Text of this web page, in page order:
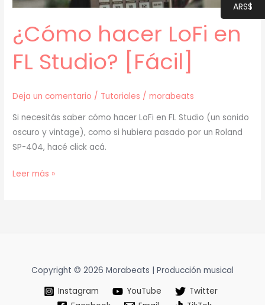
¿Cómo hacer LoFi en
FL Studio? [Fácil]
Deja un comentario / Tutoriales /morabeats
Si necesitás saber cómo hacer LoFi en FL Studio (un sonido
oscuro y vintage), como si hubiera pasado por un Roland
SP-404, hacé click acá.
¿Cómo
Leer más »
Copyright © 2026 Morabeats | Producción musical
Instagram
YouTube
Twitter
ARS$